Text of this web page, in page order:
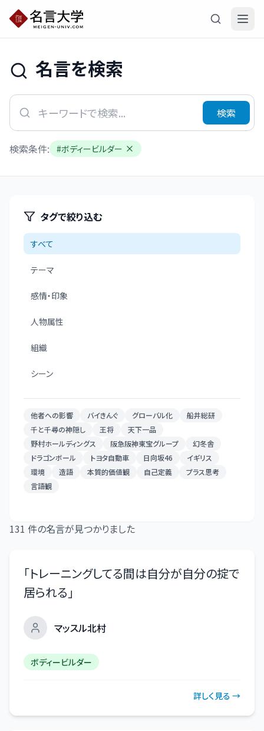
名言を検索
検索
検索条件: #ボディービルダー
タグで絞り込む
すべて
テーマ
感情・印象
人物属性
組織
シーン
他者への影響 バイきんぐ グローバル化
船井総研
千と千尋の神隠し
王将
天下一品
野村ホールディングス
阪急阪神東宝グループ
幻冬舎
ドラゴンボール
トヨタ自動車 日向坂46
イギリス
環境
造語 本質的価値観 自己定義
プラス思考
言語観
131 件の名言が見つかりました
「トレーニングしてる間は自分が自分の掟で
居られる 」
マッスル北村
ボディービルダー
詳しく見る →